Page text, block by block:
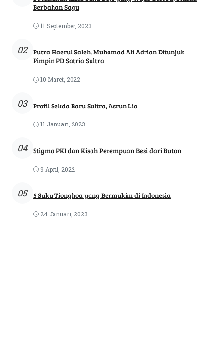
Berbahan Sagu
11 September, 2023
02
Putra Haerul Saleh, Muhamad Ali Adrian Ditunjuk
Pimpin PD Satria Sultra
10 Maret, 2022
03 Profil Sekda Baru Sultra, Asrun Lio
11 Januari, 2023
04 Stigma PKI dan Kisah Perempuan Besi dari Buton
9 April, 2022
05 5 Suku Tionghoa yang Bermukim di Indonesia
24 Januari, 2023